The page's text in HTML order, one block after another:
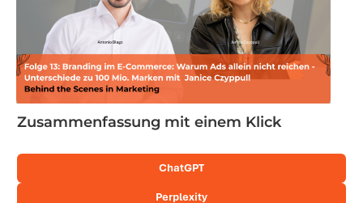
Zusammenfassung mit einem Klick
ChatGPT
Perplexity